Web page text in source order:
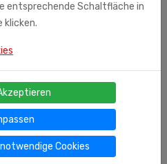
= 38.95 €)
Produkte
"Earl Grey Fantasy"
7,79
entsprechende Schaltfläche in
klicken.
Cookies